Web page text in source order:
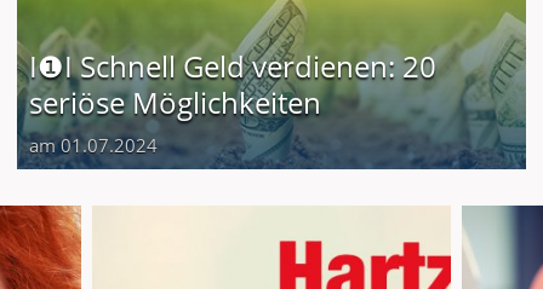
I❶I Schnell Geld verdienen: 20
seriöse Möglichkeiten
am 01.07.2024